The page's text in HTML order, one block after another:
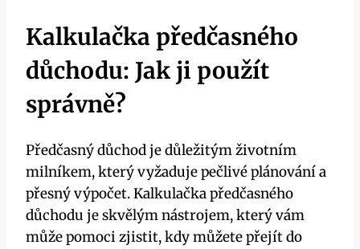
Kalkulačka předčasného
důchodu: Jak ji použít
správně?
Předčasný důchod je důležitým životním
milníkem, který vyžaduje pečlivé plánování a
přesný výpočet. Kalkulačka předčasného
důchodu je skvělým nástrojem, který vám
může pomoci zjistit, kdy můžete přejít do